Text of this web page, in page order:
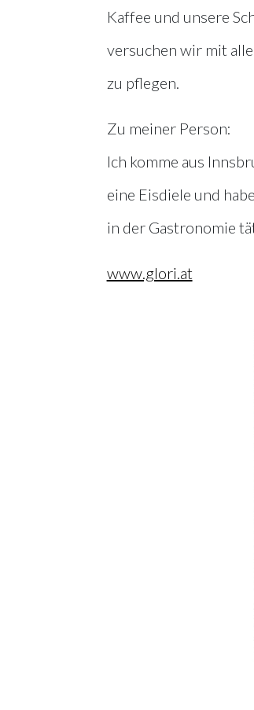
Kaffee und unsere
versuchen wir mit
zu pflegen.
Zu meiner Person:
Ich komme aus
eine Eisdiele und
in der Gastronomie
www.glori.at